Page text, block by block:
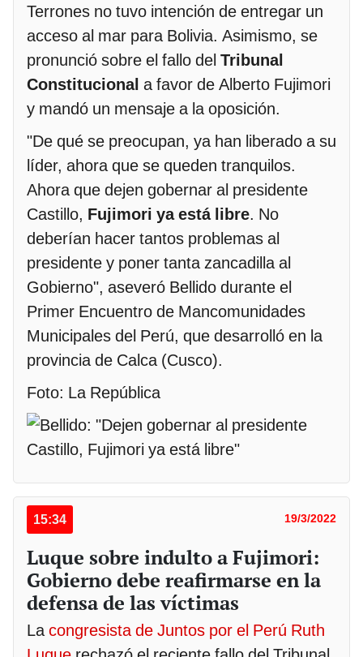
Terrones no tuvo intención de entregar un
acceso al mar para Bolivia. Asimismo, se
pronunció sobre el fallo del Tribunal
Constitucional a favor de Alberto Fujimori
y mandó un mensaje a la oposición.
"De qué se preocupan, ya han liberado a su
líder, ahora que se queden tranquilos.
Ahora que dejen gobernar al presidente
Castillo, Fujimori ya está libre. No
deberían hacer tantos problemas al
presidente y poner tanta zancadilla al
Gobierno", aseveró Bellido durante el
Primer Encuentro de Mancomunidades
Municipales del Perú, que desarrolló en la
provincia de Calca (Cusco).
Foto: La República
15:34 19/3/2022
Luque sobre indulto a Fujimori:
Gobierno debe reafirmarse en la
defensa de las víctimas
La congresista de Juntos por el Perú Ruth